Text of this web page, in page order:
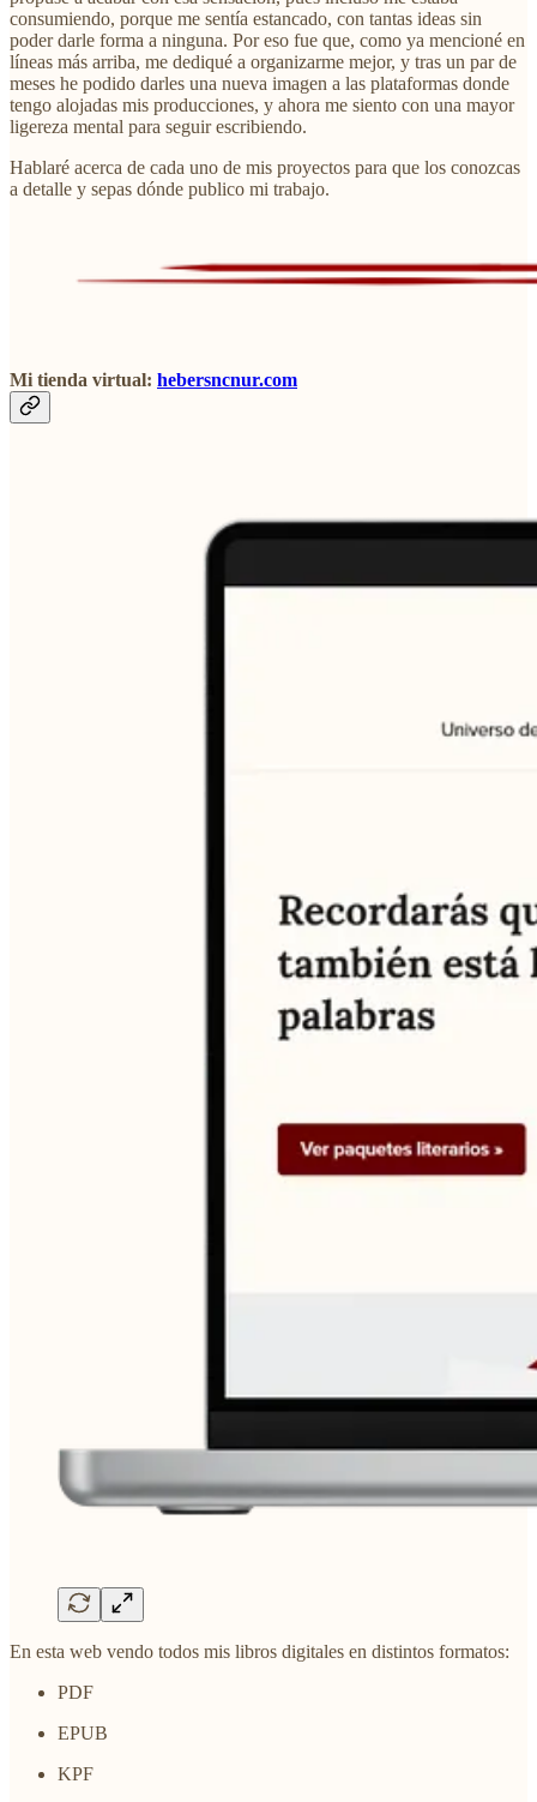
consumiendo, porque me sentía estancado, con tantas ideas sin
poder darle forma a ninguna. Por eso fue que, como ya mencioné en
líneas más arriba, me dediqué a organizarme mejor, y tras un par de
meses he podido darles una nueva imagen a las plataformas donde
tengo alojadas mis producciones, y ahora me siento con una mayor
ligereza mental para seguir escribiendo.
Hablaré acerca de cada uno de mis proyectos para que los conozcas
a detalle y sepas dónde publico mi trabajo.
Mi tienda virtual: hebersncnur.com
En esta web vendo todos mis libros digitales en distintos formatos:
PDF
EPUB
KPF